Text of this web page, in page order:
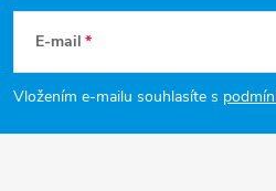
p
a
E-mail
Vložením e-mailu souhlasíte s